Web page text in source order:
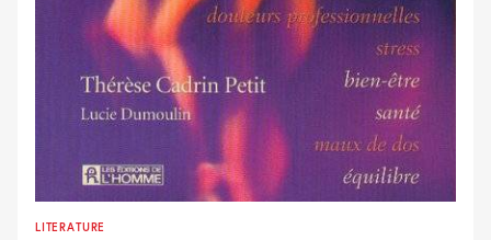
LITERATURE